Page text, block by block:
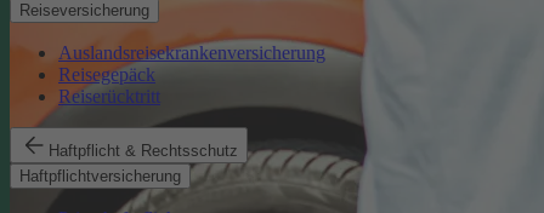
Reiseversicherung
Auslandsreisekrankenversicherung
Reisegepäck
Reiserücktritt
Haftpflicht & Rechtsschutz
Haftpflichtversicherung